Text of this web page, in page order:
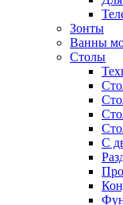
Зонты
Ванны
Столы
С